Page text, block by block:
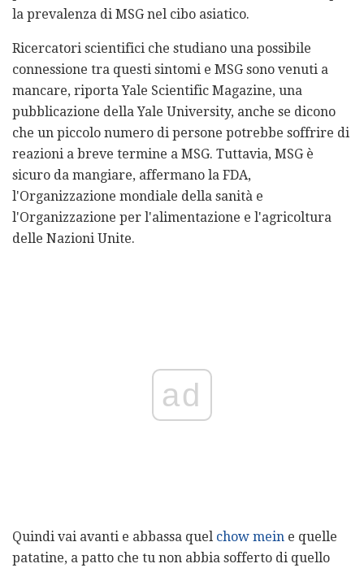
la prevalenza di MSG nel cibo asiatico.
Ricercatori scientifici che studiano una possibile
connessione tra questi sintomi e MSG sono venuti a
mancare, riporta Yale Scientific Magazine, una
pubblicazione della Yale University, anche se dicono
che un piccolo numero di persone potrebbe soffrire di
reazioni a breve termine a MSG. Tuttavia, MSG è
sicuro da mangiare, affermano la FDA,
l'Organizzazione mondiale della sanità e
l'Organizzazione per l'alimentazione e l'agricoltura
delle Nazioni Unite.
ad
Quindi vai avanti e abbassa quel chow mein e quelle
patatine, a patto che tu non abbia sofferto di quello